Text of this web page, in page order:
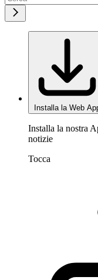
Installa la Web
Installa la nostra
notizie
Tocca